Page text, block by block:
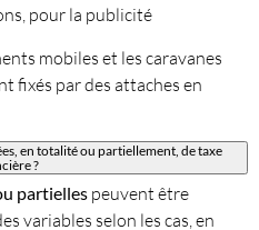
pour la publicité
mobiles et les caravanes
fixés par des attaches en
en totalité ou partiellement, de taxe
?
partielles peuvent être
variables selon les cas, en